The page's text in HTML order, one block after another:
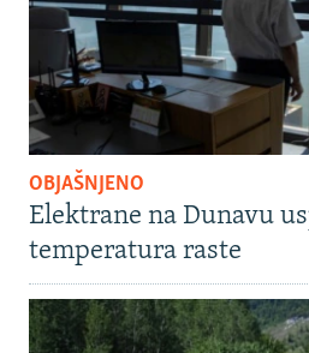
OBJAŠNJENO
Elektrane na Dunavu
temperatura raste